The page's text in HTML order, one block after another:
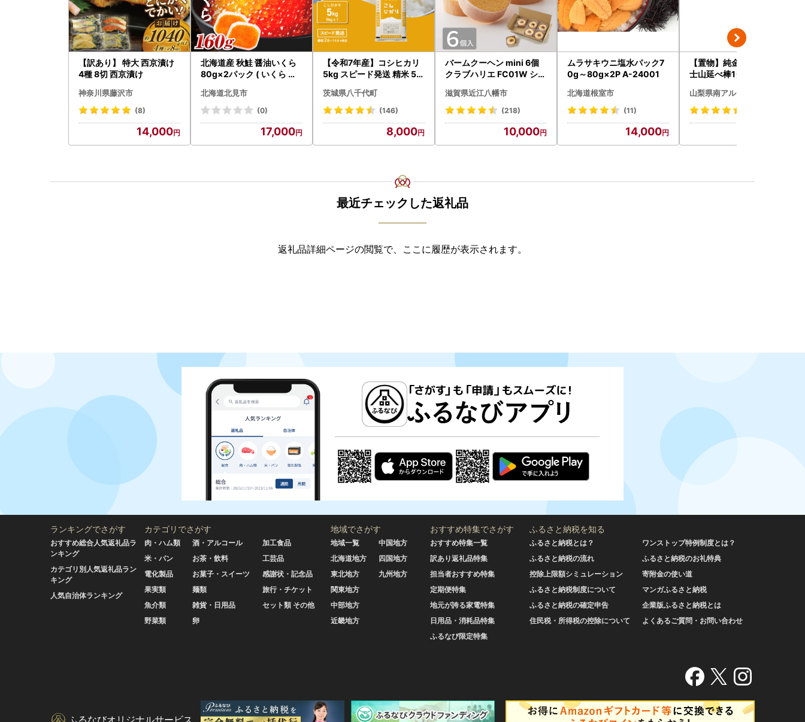
【訳あり】 特大 西京漬け
4種 8切 西京漬け
神奈川県藤沢市
(8)
14,000
北海道産 秋鮭 醤油いくら
80g×2パック ( いくら イ
くら 醤油漬け パック 北海
道産 ふるさと納税 秋鮭 )【
北海道北見市
(0)
17,000
【令和7年産】コシヒカリ
5kg スピード発送 精米 5k
町
茨城県八千代町
(146)
8,000
バームクーヘン mini 6個
クラブハリエ FC01W シェ
ン
滋賀県近江八幡市
(218)
10,000
ムラサキウニ塩水パック7
0g～80g×2P A-24001
北海道根室市
(11)
14,000
【置物】純金製(Ｋ２４) 富
士山延べ棒1グラム ALPBK
山梨県南アルプス市
最近チェックした返礼品
返礼品詳細ページの閲覧で、ここに履歴が表示されます。
ランキングでさがす
おすすめ総合人気返礼品ラ
ンキング
カテゴリ別人気返礼品ラン
キング
人気自治体ランキング
カテゴリでさがす
肉・ハム類
米・パン
電化製品
果実類
魚介類
野菜類
酒・アルコール
お茶・飲料
お菓子・スイーツ
麺類
雑貨・日用品
卵
加工食品
工芸品
感謝状・記念品
旅行・チケット
セット類 その他
地域でさがす
地域一覧
北海道地方
東北地方
関東地方
中部地方
近畿地方
中国地方
四国地方
九州地方
おすすめ特集でさがす
おすすめ特集一覧
訳あり返礼品特集
担当者おすすめ特集
定期便特集
地元が誇る家電特集
日用品・消耗品特集
ふるなび限定特集
ふるさと納税を知る
ふるさと納税とは？
ふるさと納税の流れ
控除上限額シミュレーション
ふるさと納税制度について
ふるさと納税の確定申告
住民税・所得税の控除について
ワンストップ特例制度とは？
ふるさと納税のお礼特典
寄附金の使い道
マンガふるさと納税
企業版ふるさと納税とは
よくあるご質問・お問い合わせ